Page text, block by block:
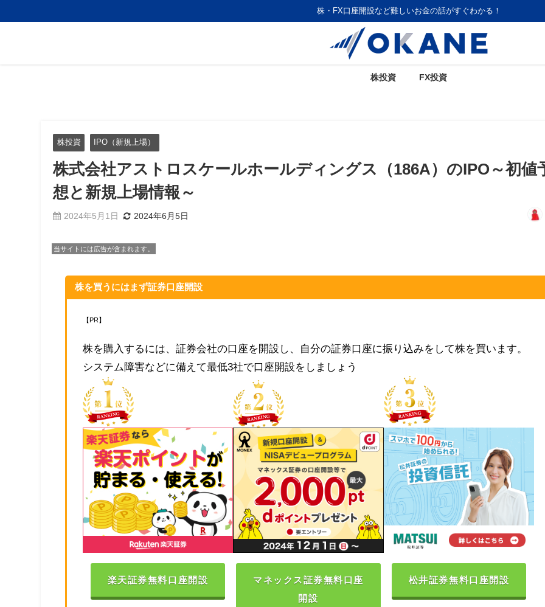
株・FX口座開設など難しいお金の話がすぐわかる！
株投資 FX投資
株投資 IPO（新規上場）
株式会社アストロスケールホールディングス（186A）のIPO～初値
想と新規上場情報～
2024年5月1日 2024年6月5日
当サイトには広告が含まれます。
株を買うにはまず証券口座開設
【PR】
株を購入するには、証券会社の口座を開設し、自分の証券口座に振り込みをして株を買います。
システム障害などに備えて最低3社で口座開設をしましょう
楽天証券無料口座開設
マネックス証券無料口座
開設
松井証券無料口座開設